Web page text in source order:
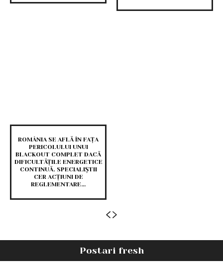
ROMÂNIA SE AFLĂ ÎN FAȚA
PERICOLULUI UNUI
BLACKOUT COMPLET DACĂ
DIFICULTĂȚILE ENERGETICE
CONTINUĂ. SPECIALIȘTII
CER ACȚIUNI DE
REGLEMENTARE…
Postari fresh